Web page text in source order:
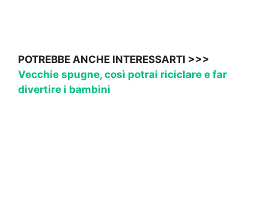
POTREBBE ANCHE INTERESSARTI >>>
Vecchie spugne, così potrai riciclare e far
divertire i bambini